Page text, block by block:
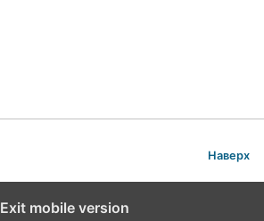
Наверх
Exit mobile version